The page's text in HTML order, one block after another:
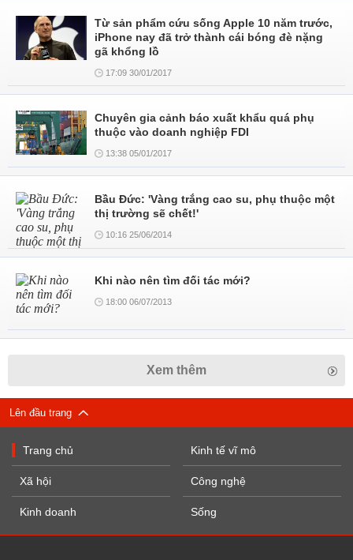
Từ sản phẩm cứu sống Apple 10 năm trước,
iPhone nay đã trở thành cái bóng đè nặng
gã khổng lồ
17:09 30/01/2017
Chuyên gia cảnh báo xuất khẩu quá phụ
thuộc vào doanh nghiệp FDI
13:38 05/01/2017
Bầu Đức: 'Vàng trắng cao su, phụ thuộc một
thị trường sẽ chết!'
10:16 25/06/2014
Khi nào nên tìm đối tác mới?
18:00 06/07/2013
Xem thêm
Lên đầu trang
Trang chủ
Xã hội
Kinh doanh
Kinh tế vĩ mô
Công nghệ
Sống